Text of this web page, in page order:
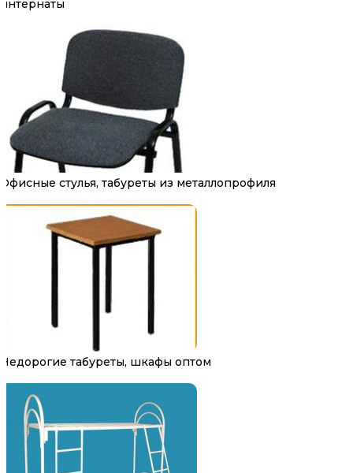
интернаты
Офисные стулья, табуреты из металлопрофиля
Недорогие табуреты, шкафы оптом